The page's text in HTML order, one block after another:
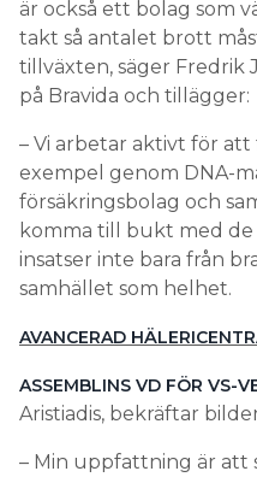
är också ett bolag som
takt så antalet brott
tillväxten, säger Fredrik
på Bravida och tillägger:
– Vi arbetar aktivt för att
exempel genom DNA-
försäkringsbolag och
komma till bukt med
insatser inte bara från
samhället som helhet.
AVANCERAD
ASSEMBLINS VD FÖR VS-
Aristiadis, bekräftar
– Min uppfattning är att